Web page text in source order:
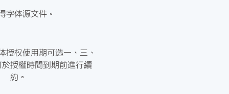
字体源文件。
授权使用期可选一、三、
授權時間到期前進行續
約。